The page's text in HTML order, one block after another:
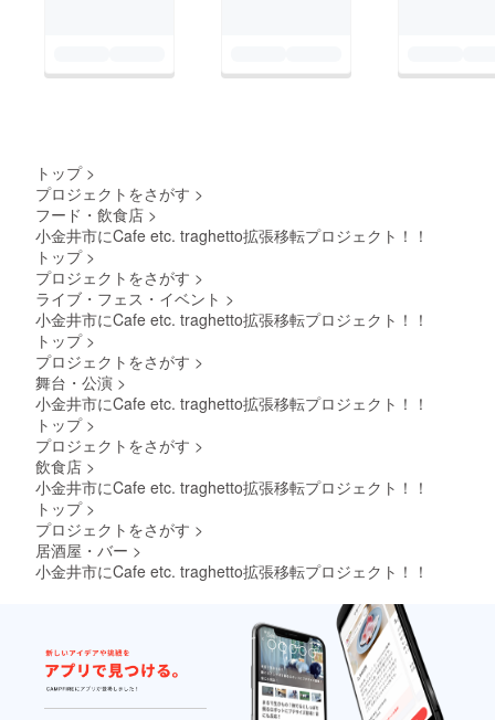
トップ >
プロジェクトをさがす >
フード・飲食店 >
小金井市にCafe etc. traghetto拡張移転プロジェクト！！
トップ >
プロジェクトをさがす >
ライブ・フェス・イベント >
小金井市にCafe etc. traghetto拡張移転プロジェクト！！
トップ >
プロジェクトをさがす >
舞台・公演 >
小金井市にCafe etc. traghetto拡張移転プロジェクト！！
トップ >
プロジェクトをさがす >
飲食店 >
小金井市にCafe etc. traghetto拡張移転プロジェクト！！
トップ >
プロジェクトをさがす >
居酒屋・バー >
小金井市にCafe etc. traghetto拡張移転プロジェクト！！